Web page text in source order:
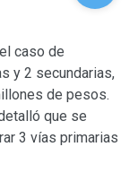
caso de
y 2 secundarias,
de pesos.
que se
3 vías primarias